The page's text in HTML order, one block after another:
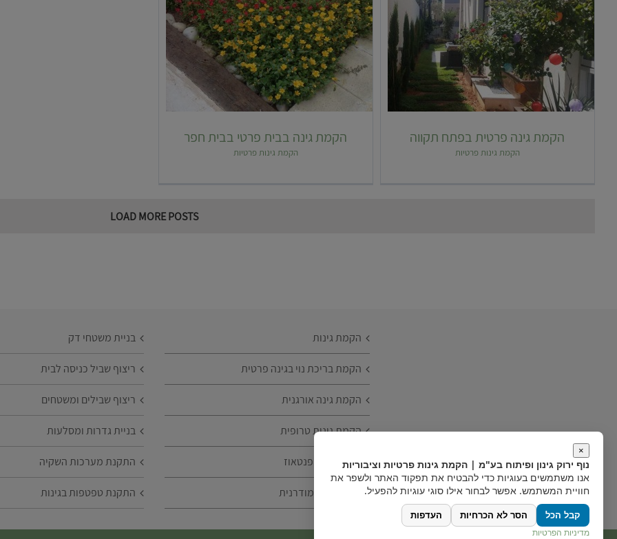
הקמת גינה פרטית בפתח תקווה
הקמת גינה פרטית בפתח תקווה
הקמת גינות פרטיות
הקמת גינה בבית פרטי בבית חפר
הקמת גינות פרטיות
LOAD MORE POSTS
הקמת גינות
הקמת בריכת נוי בגינה פרטית
הקמת גינה אורגנית
הקמת גינות טרופית
הקמת גינת פנטאוז
הקמת גינה מודרנית
בניית משטחי דק
ריצוף שביל כניסה לבית
ריצוף שבילים ומשטחים
בניית גדרות ומסלעות
התקנת מערכות השקיה
התקנת טפטפות בגינות
×
נוף ירוק גינון ופיתוח בע"מ | הקמת גינות פרטיות וציבוריות
אנו משתמשים בעוגיות כדי להבטיח את תפקוד האתר ולשפר את
חוויית המשתמש. אפשר לבחור אילו סוגי עוגיות להפעיל.
קבל הכל הסר לא הכרחיות העדפות
מדיניות הפרטיות